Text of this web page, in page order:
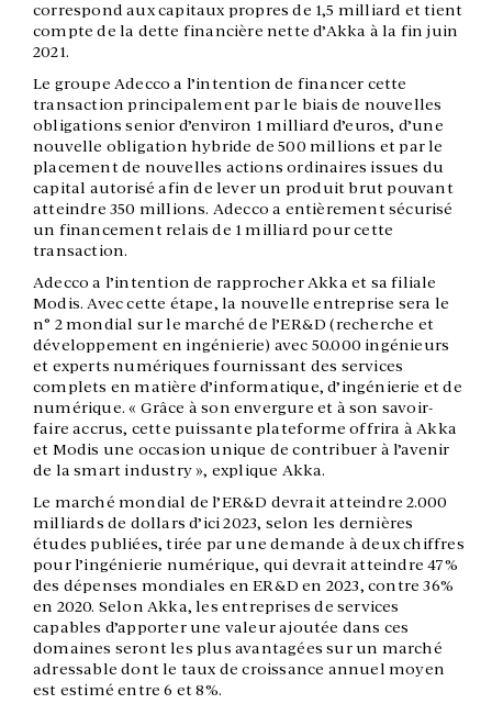
correspond aux capitaux propres de 1,5 milliard et tient
compte de la dette financière nette d’Akka à la fin juin
2021.
Le groupe Adecco a l’intention de financer cette
transaction principalement par le biais de nouvelles
obligations senior d’environ 1 milliard d’euros, d’une
nouvelle obligation hybride de 500 millions et par le
placement de nouvelles actions ordinaires issues du
capital autorisé afin de lever un produit brut pouvant
atteindre 350 millions. Adecco a entièrement sécurisé
un financement relais de 1 milliard pour cette
transaction.
Adecco a l’intention de rapprocher Akka et sa filiale
Modis. Avec cette étape, la nouvelle entreprise sera le
n° 2 mondial sur le marché de l’ER&D (recherche et
développement en ingénierie) avec 50.000 ingénieurs
et experts numériques fournissant des services
complets en matière d’informatique, d’ingénierie et de
numérique. « Grâce à son envergure et à son savoir-
faire accrus, cette puissante plateforme offrira à Akka
et Modis une occasion unique de contribuer à l’avenir
de la smart industry », explique Akka.
Le marché mondial de l’ER&D devrait atteindre 2.000
milliards de dollars d’ici 2023, selon les dernières
études publiées, tirée par une demande à deux chiffres
pour l’ingénierie numérique, qui devrait atteindre 47%
des dépenses mondiales en ER&D en 2023, contre 36%
en 2020. Selon Akka, les entreprises de services
capables d’apporter une valeur ajoutée dans ces
domaines seront les plus avantagées sur un marché
adressable dont le taux de croissance annuel moyen
est estimé entre 6 et 8%.